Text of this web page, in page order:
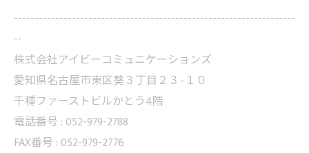
--------------------------------------------------------------------
--
株式会社アイビーコミュニケーションズ
愛知県名古屋市東区葵３丁目２３−１０
千種ファーストビルかとう4階
電話番号 : 052-979-2788
FAX番号 : 052-979-2776